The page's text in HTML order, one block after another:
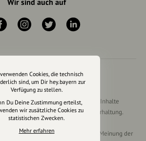
Wir sind auch auf
UND TRANSPARENZHINWEIS
auf dieser Website veröffentlichten Inhalte
allgemeinen Information und Unterhaltung.
Kommentare, Empfehlungen,
spiegeln ausschließlich die Meinung der
Cookies, die technisch
sind, um Dir hey.bayern zur
Verfügung zu stellen.
Du Deine Zustimmung erteilst,
wir zusätzliche Cookies zu
statistischen Zwecken.
Mehr erfahren